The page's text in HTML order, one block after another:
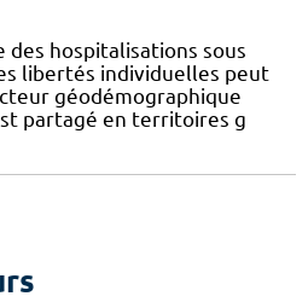
des hospitalisations sous
libertés individuelles peut
géodémographique
partagé en territoires g